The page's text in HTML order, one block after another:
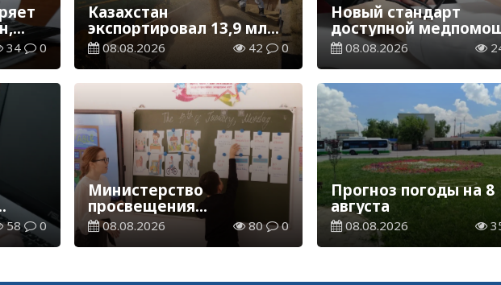
34 0
Казахстан
экспортировал 13,9 млн
тонн зерна и муки в
зерновом эквиваленте
08.08.2026 42 0
Новый стандарт
доступной
более 1 млн
казахстанцев
телемедицинские
услуги
08.08.2026
в
58 0
Министерство
просвещения
определило сроки
обучения и каникул на
2026-2027 учебный год
08.08.2026 80 0
Прогноз погоды на 8
августа
08.08.2026